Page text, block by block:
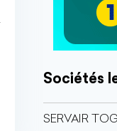
Sociétés
SERVAIR